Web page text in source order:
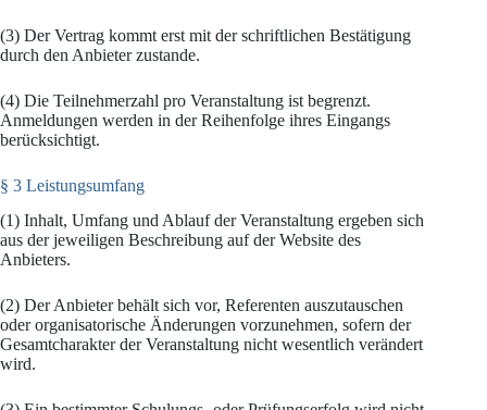
(3) Der Vertrag kommt erst mit der schriftlichen Bestätigung
durch den Anbieter zustande.
(4) Die Teilnehmerzahl pro Veranstaltung ist begrenzt.
Anmeldungen werden in der Reihenfolge ihres Eingangs
berücksichtigt.
§ 3 Leistungsumfang
(1) Inhalt, Umfang und Ablauf der Veranstaltung ergeben sich
aus der jeweiligen Beschreibung auf der Website des
Anbieters.
(2) Der Anbieter behält sich vor, Referenten auszutauschen
oder organisatorische Änderungen vorzunehmen, sofern der
Gesamtcharakter der Veranstaltung nicht wesentlich verändert
wird.